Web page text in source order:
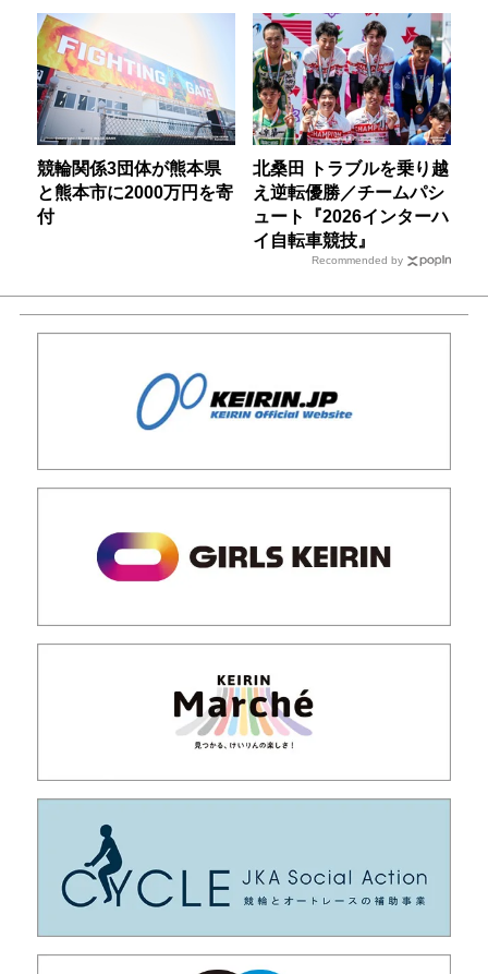
競輪関係3団体が熊本県
と熊本市に2000万円を寄
付
北桑田 トラブルを乗り越
え逆転優勝／チームパシ
ュート『2026インターハ
イ自転車競技』
Recommended by